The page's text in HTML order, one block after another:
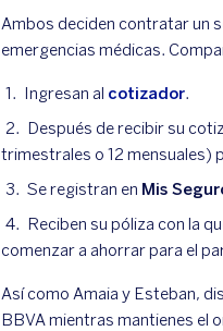
Ambos deciden contratar un
emergencias médicas.
Ingresan al cotizador.
Después de recibir su
trimestrales o 12 mensuales)
Se registran en Mis
Reciben su póliza con la
comenzar a ahorrar para el
Así como Amaia y Esteban,
BBVA mientras mantienes el